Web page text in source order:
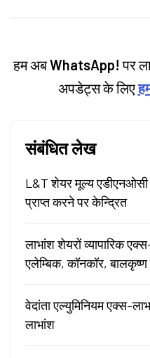
categories.
हम अबWhatsApp! पर
अपडेट्स के लिए
संबंधित लेख
L&T शेयर मूल्य
प्राप्त करने पर केन्द्रित
लाभांश शेयरों व्यापारिक
एलेम्बिक, कॉनकॉर,
वेदांता एल्युमिनियम एक्स-
लाभांश